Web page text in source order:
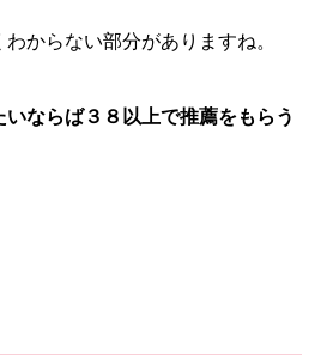
からない部分がありますね。
ならば３８以上で推薦をもらう